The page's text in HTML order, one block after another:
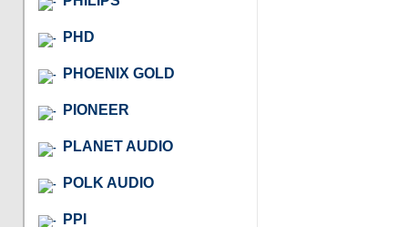
PHD
PHOENIX GOLD
PIONEER
PLANET AUDIO
POLK AUDIO
PPI